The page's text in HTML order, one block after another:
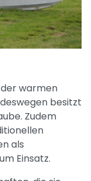
warmen
besitzt
Zudem
als
Einsatz.